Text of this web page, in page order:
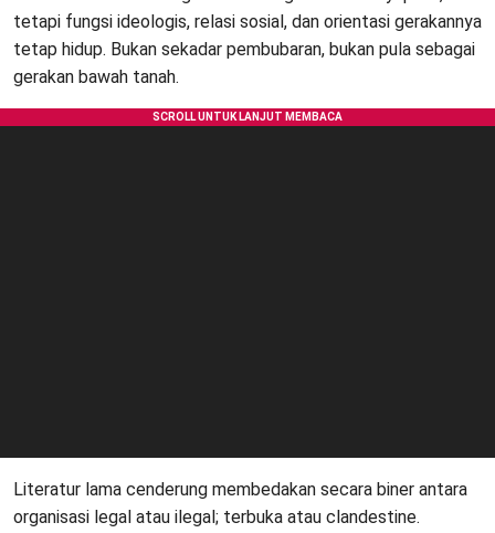
tetapi fungsi ideologis, relasi sosial, dan orientasi gerakannya
tetap hidup. Bukan sekadar pembubaran, bukan pula sebagai
gerakan bawah tanah.
Literatur lama cenderung membedakan secara biner antara
organisasi legal atau ilegal; terbuka atau clandestine.